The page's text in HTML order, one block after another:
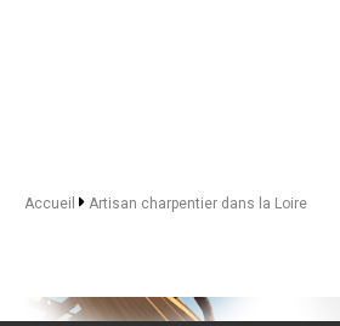
Accueil Artisan charpentier dans la Loire